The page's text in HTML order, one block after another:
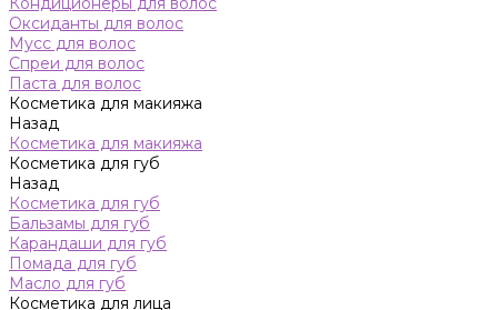
Оксиданты для волос
Мусс для волос
Спреи для волос
Паста для волос
Косметика для макияжа
Назад
Косметика для макияжа
Косметика для губ
Назад
Косметика для губ
Бальзамы для губ
Карандаши для губ
Помада для губ
Масло для губ
Косметика для лица